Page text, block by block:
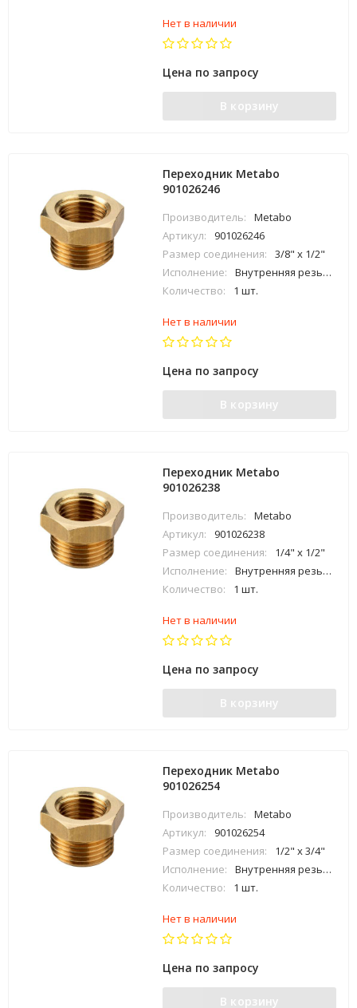
Нет в наличии
Цена по запросу
В корзину
Переходник Metabo
901026246
Производитель:
Metabo
Артикул:
901026246
Размер соединения:
3/8" x 1/2"
Исполнение:
Внутренняя резьба х наружная резьба
Количество:
1 шт.
Нет в наличии
Цена по запросу
В корзину
Переходник Metabo
901026238
Производитель:
Metabo
Артикул:
901026238
Размер соединения:
1/4" x 1/2"
Исполнение:
Внутренняя резьба х наружная резьба
Количество:
1 шт.
Нет в наличии
Цена по запросу
В корзину
Переходник Metabo
901026254
Производитель:
Metabo
Артикул:
901026254
Размер соединения:
1/2" x 3/4"
Исполнение:
Внутренняя резьба х наружная резьба
Количество:
1 шт.
Нет в наличии
Цена по запросу
В корзину